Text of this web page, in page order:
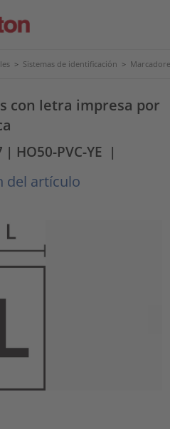
> Sistemas de identificación >
con letra impresa por
| HO50-PVC-YE |
del artículo